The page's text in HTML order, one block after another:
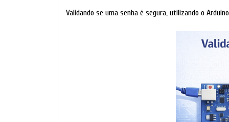
Validando se uma senha é segura, utilizando o